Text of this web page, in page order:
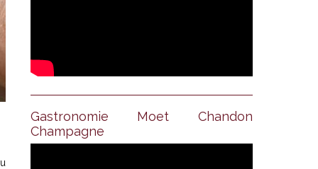
Gastronomie Moet Chandon
Champagne